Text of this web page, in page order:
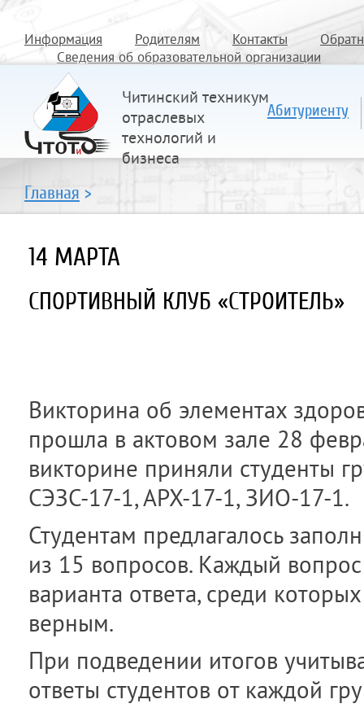
Информация Родителям Контакты
Сведения об образовательной организации
Читинский техникум
отраслевых
технологий и
бизнеса
Абитуриенту
Главная >
14 МАРТА
СПОРТИВНЫЙ КЛУБ «СТРОИТЕЛЬ»
Викторина об элементах
прошла в актовом зале 28
викторине приняли студенты
СЭЗС-17-1, АРХ-17-1, ЗИО-17-1.
Студентам предлагалось
из 15 вопросов. Каждый
варианта ответа, среди
верным.
При подведении итогов
ответы студентов от каждой